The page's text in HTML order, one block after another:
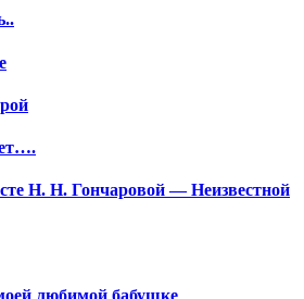
Н. Н. Гончаровой — Неизвестной
любимой бабушке